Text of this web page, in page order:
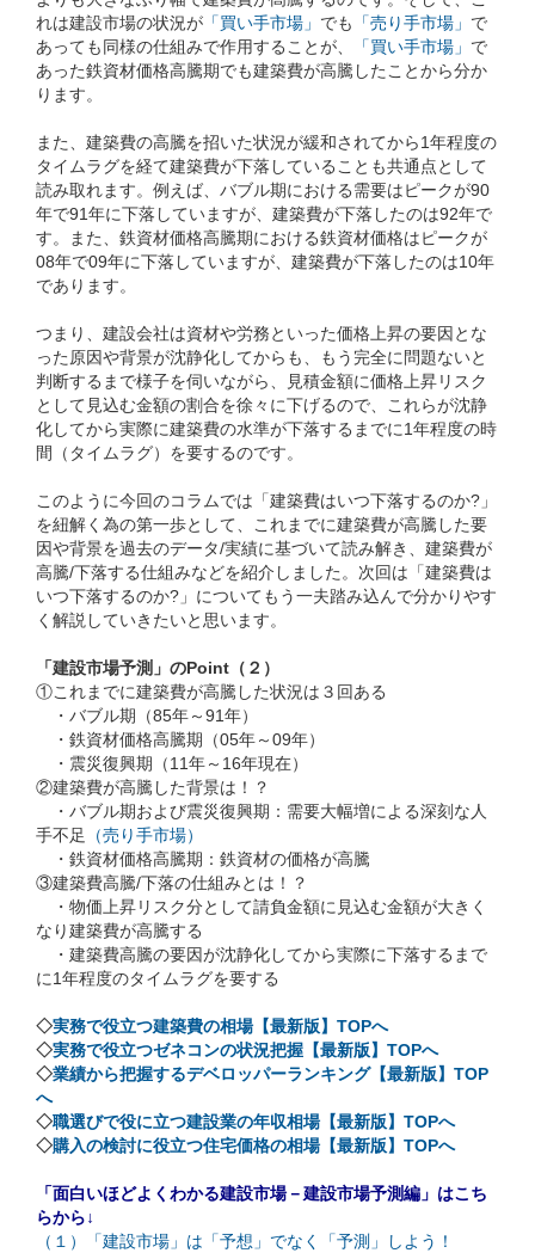
れは建設市場の状況が 「買い手市場」 でも 「売り手市場」 で
あっても同様の仕組みで作用することが、
「買い手市場」 で
あった鉄資材価格高騰期でも建築費が高騰したことから分か
ります。
また、建築費の高騰を招いた状況が緩和されてから1年程度の
タイムラグを経て建築費が下落していることも共通点として
読み取れます。例えば、バブル期における需要はピークが90
年で91年に下落していますが、建築費が下落したのは92年で
す。また、鉄資材価格高騰期における鉄資材価格はピークが
08年で09年に下落していますが、建築費が下落したのは10年
であります。
つまり、建設会社は資材や労務といった価格上昇の要因とな
った原因や背景が沈静化してからも、もう完全に問題ないと
判断するまで様子を伺いながら、見積金額に価格上昇リスク
として見込む金額の割合を徐々に下げるので、これらが沈静
化してから実際に建築費の水準が下落するまでに1年程度の時
間（タイムラグ）を要するのです。
このように今回のコラムでは「建築費はいつ下落するのか?」
を紐解く為の第一歩として、これまでに建築費が高騰した要
因や背景を過去のデータ/実績に基づいて読み解き、建築費が
高騰/下落する仕組みなどを紹介しました。次回は「建築費は
いつ下落するのか?」についてもう一夫踏み込んで分かりやす
く解説していきたいと思います。
「建設市場予測」のPoint（２）
①これまでに建築費が高騰した状況は３回ある
・バブル期（85年～91年）
・鉄資材価格高騰期（05年～09年）
・震災復興期（11年～16年現在）
②建築費が高騰した背景は！？
・バブル期および震災復興期：需要大幅増による深刻な人
手不足
（売り手市場）
・鉄資材価格高騰期：鉄資材の価格が高騰
③建築費高騰/下落の仕組みとは！？
・物価上昇リスク分として請負金額に見込む金額が大きく
なり建築費が高騰する
・建築費高騰の要因が沈静化してから実際に下落するまで
に1年程度のタイムラグを要する
◇実務で役立つ建築費の相場【最新版】TOPへ
◇実務で役立つゼネコンの状況把握【最新版】TOPへ
◇業績から把握するデベロッパーランキング【最新版】TOP
へ
◇職選びで役に立つ建設業の年収相場【最新版】TOPへ
◇購入の検討に役立つ住宅価格の相場【最新版】TOPへ
「面白いほどよくわかる建設市場－建設市場予測編」はこち
らから↓
（１）「建設市場」は「予想」でなく「予測」しよう！